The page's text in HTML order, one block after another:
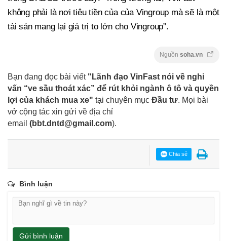
không phải là nơi tiêu tiền của của Vingroup mà sẽ là một
tài sản mang lại giá trị to lớn cho Vingroup”.
Nguồn soha.vn
Bạn đang đọc bài viết "Lãnh đạo VinFast nói về nghi
vấn “ve sầu thoát xác” để rút khỏi ngành ô tô và quyền
lợi của khách mua xe" tại chuyên mục Đầu tư. Mọi bài
vở cộng tác xin gửi về địa chỉ
email (bbt.dntd@gmail.com).
Chia sẻ
Bình luận
Gửi bình luận